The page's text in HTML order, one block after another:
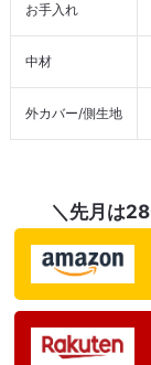
お手入れ
中材
外カバー/側生地
＼先月は